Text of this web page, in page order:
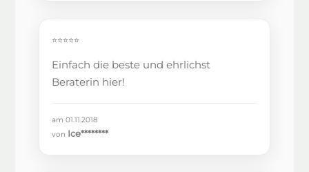
⭐⭐⭐⭐⭐
Einfach die beste und ehrlichst
Beraterin hier!
am 01.11.2018
von Ice********